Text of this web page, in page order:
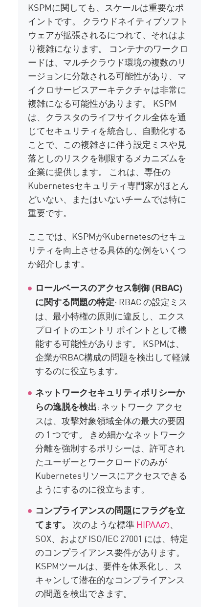
KSPMに関しても、スケールは重要なポ
イントです。 クラウドネイティブソフト
ウェアが拡張されるにつれて、それはよ
り複雑になります。 コンテナのワークロ
ードは、マルチクラウド環境の複数のリ
ージョンに分散される可能性があり、マ
イクロサービスアーキテクチャは非常に
複雑になる可能性があります。 KSPM
は、クラスタのライフサイクル全体を通
じてセキュリティを統合し、自動化する
ことで、この複雑さに伴う設定ミスや見
落としのリスクを制限するメカニズムを
企業に提供します。 これは、専任の
Kubernetesセキュリティ専門家がほとん
どいない、またはいないチームでは特に
重要です。
ここでは、KSPMがKubernetesのセキュ
リティを向上させる具体的な例をいくつ
か紹介します。
ロールベースのアクセス制御 (RBAC)
に関する問題の特定: RBAC の設定ミス
は、最小特権の原則に違反し、エクス
プロイトのエントリ ポイントとして機
能する可能性があります。 KSPMは、
企業がRBAC構成の問題を検出して軽減
するのに役立ちます。
ネットワークセキュリティポリシーか
らの逸脱を検出: ネットワーク アクセ
スは、攻撃対象領域全体の最大の要因
の 1 つです。 きめ細かなネットワーク
分離を強制するポリシーは、許可され
たユーザーとワークロードのみが
Kubernetesリソースにアクセスできる
ようにするのに役立ちます。
コンプライアンスの問題にフラグを立
てます。 次のような標準HIPAAの、
SOX、および ISO/IEC 27001 には、特定
のコンプライアンス要件があります。
KSPMツールは、要件を体系化し、ス
キャンして潜在的なコンプライアンス
の問題を検出できます。